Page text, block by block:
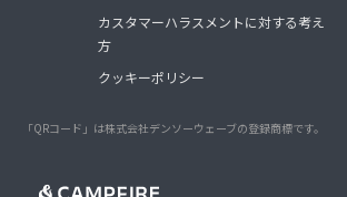
カスタマーハラスメントに対する考え
方
クッキーポリシー
「QRコード」は株式会社デンソーウェーブの登録商標です。